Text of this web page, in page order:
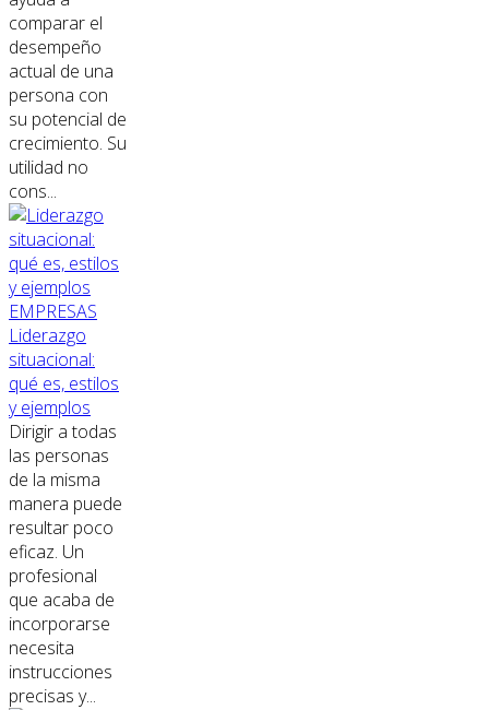
comparar el
desempeño
actual de una
persona con
su potencial de
crecimiento. Su
utilidad no
cons...
EMPRESAS
Liderazgo
situacional:
qué es, estilos
y ejemplos
Dirigir a todas
las personas
de la misma
manera puede
resultar poco
eficaz. Un
profesional
que acaba de
incorporarse
necesita
instrucciones
precisas y...